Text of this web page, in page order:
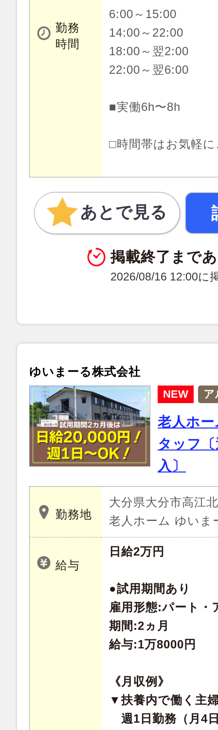
勤務
時間
6:00～15:00
14:00～22:00
18:00～翌2:00
22:00～翌6:00
■実働6h〜8h
□時間帯はお気軽
あとで見る
掲載終了まで
2026/08/16 12:00に
ゆいまーる株式会社
NEW ア
老人ホ
タッフ
入〕
勤務地
大分県大分市高江
老人ホーム ゆいま
給与
日給2万円
●試用期間あり
雇用形態:パート・
期間:2ヵ月
給与:1万8000円
《月収例》
▼扶養内で働く主
週1日勤務（月4